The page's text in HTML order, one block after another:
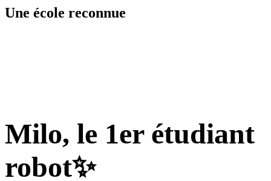
Une école reconnue
Milo, le 1er étudiant
robot✨